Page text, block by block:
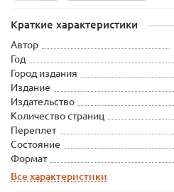
Краткие характеристики
Автор
Год
Город издания
Издание
Издательство
Количество страниц
Переплет
Состояние
Формат
Все характеристики